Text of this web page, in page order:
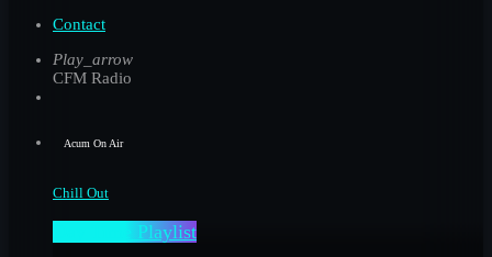
Contact
Play_arrow
CFM Radio
Acum On Air
Chill Out
Day Time Playlist